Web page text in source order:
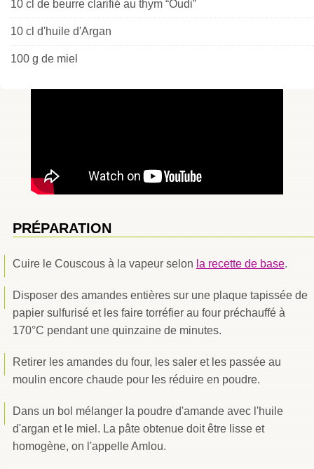
10 cl de beurre clarifié au thym “Oudi”
10 cl d'huile d'Argan
100 g de miel
PRÉPARATION
Cuire le Couscous à la vapeur selon la recette de base.
Disposer des amandes entières sur une plaque tapissée de
papier sulfurisé et les faire torréfier au four préchauffé à
170°C pendant une quinzaine de minutes.
Retirer les amandes du four, les saler et les passée au
moulin encore chaude pour les réduire en poudre.
Dans un bol mélanger la poudre d'amande avec l'huile
d'argan et le miel. La pâte obtenue doit être lisse et
homogène, on l'appelle Amlou.